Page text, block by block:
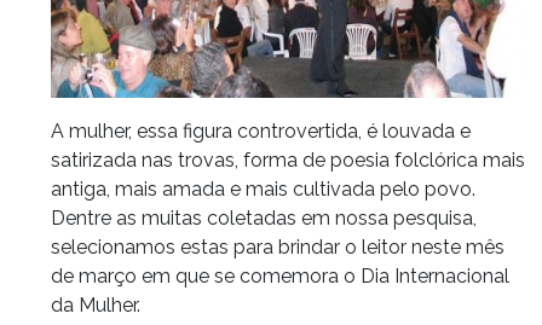
A mulher, essa figura controvertida, é louvada e
satirizada nas trovas, forma de poesia folclórica mais
antiga, mais amada e mais cultivada pelo povo.
Dentre as muitas coletadas em nossa pesquisa,
selecionamos estas para brindar o leitor neste mês
de março em que se comemora o Dia Internacional
da Mulher.